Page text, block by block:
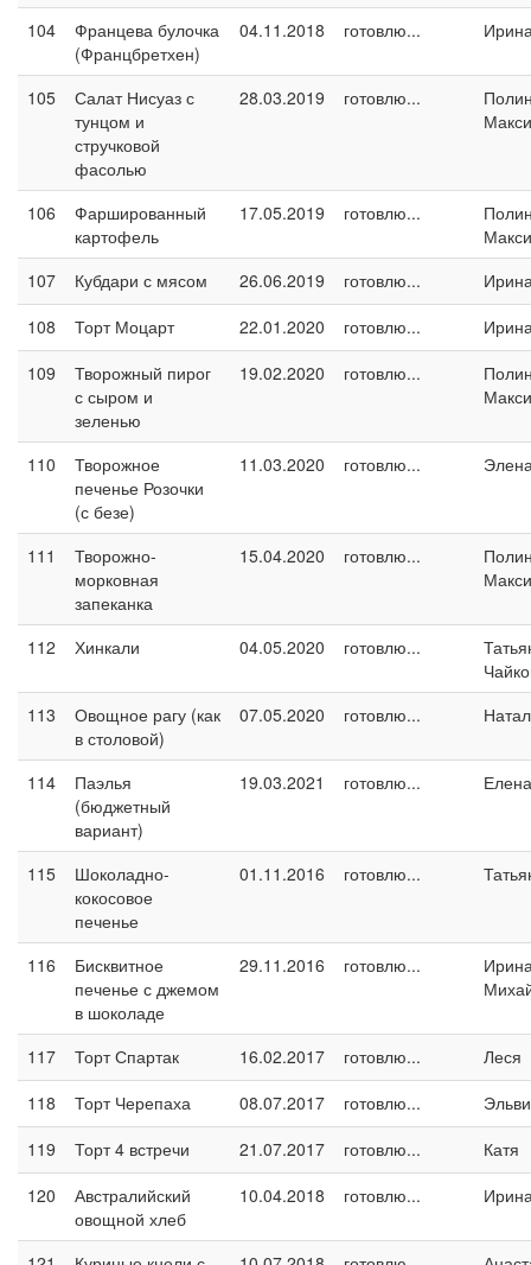
104
Францева булочка
(Францбретхен)
04.11.2018 готовлю...
105
Салат Нисуаз с
тунцом и
стручковой
фасолью
28.03.2019 готовлю...
106
Фаршированный
картофель
17.05.2019 готовлю...
107
Кубдари с мясом 26.06.2019 готовлю...
108
Торт Моцарт 22.01.2020 готовлю...
109
Творожный пирог
с сыром и
зеленью
19.02.2020 готовлю...
110
Творожное
печенье Розочки
(с безе)
11.03.2020 готовлю...
111
Творожно-
морковная
запеканка
15.04.2020 готовлю...
112 Хинкали 04.05.2020 готовлю...
113
Овощное рагу (как
в столовой)
07.05.2020 готовлю...
114
Паэлья
(бюджетный
вариант)
19.03.2021 готовлю... Елена
115
Шоколадно-
кокосовое
печенье
01.11.2016 готовлю...
116
Бисквитное
печенье с джемом
в шоколаде
29.11.2016 готовлю...
117 Торт Спартак 16.02.2017 готовлю...
Леся
118
Торт Черепаха 08.07.2017 готовлю...
119
Торт 4 встречи 21.07.2017 готовлю...
Катя
120
Австралийский
овощной хлеб
10.04.2018 готовлю...